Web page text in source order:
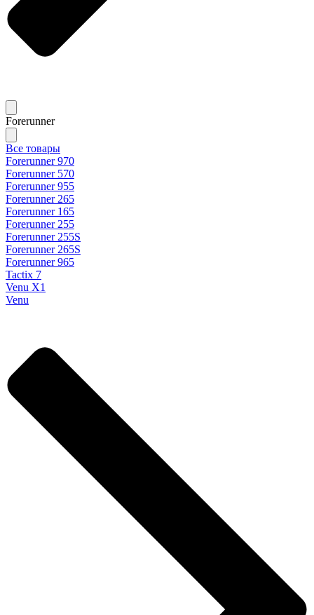
Forerunner
Все товары
Forerunner 970
Forerunner 570
Forerunner 955
Forerunner 265
Forerunner 165
Forerunner 255
Forerunner 255S
Forerunner 265S
Forerunner 965
Tactix 7
Venu X1
Venu